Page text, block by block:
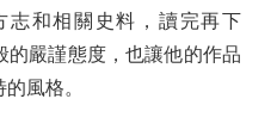
志和相關史料，讀完再下
的嚴謹態度，也讓他的作品
風格。